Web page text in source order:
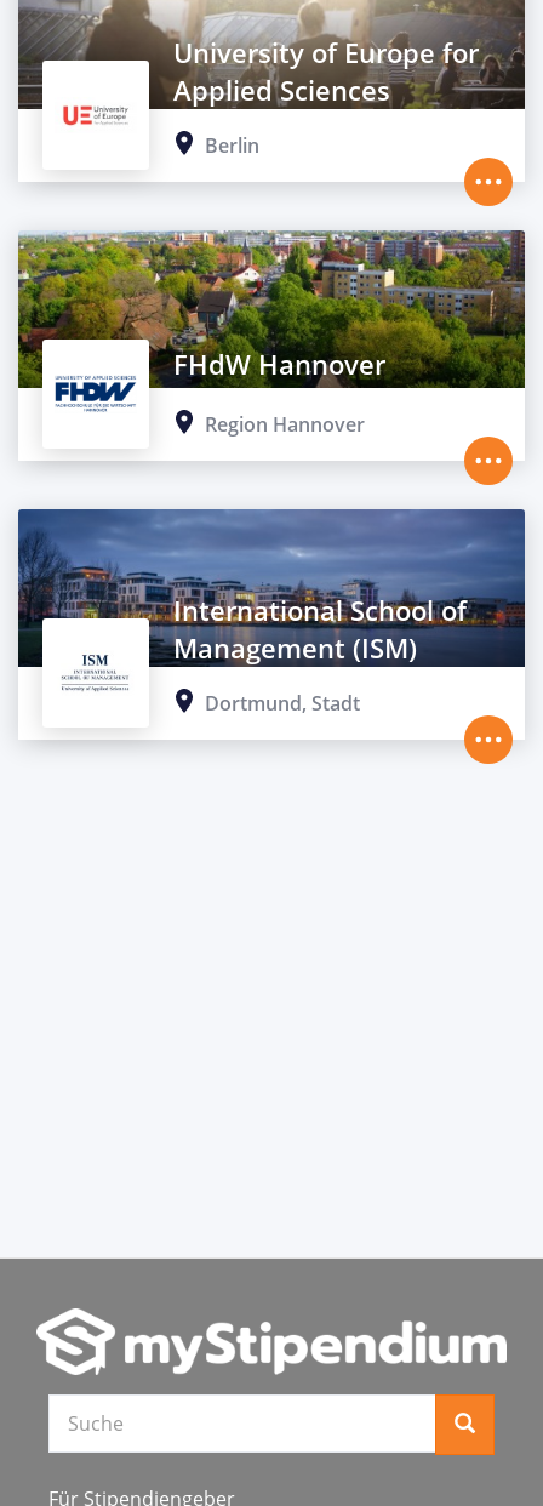
University of Europe for
Applied Sciences
Berlin
FHdW Hannover
Region Hannover
International School of
Management (ISM)
Dortmund, Stadt
Für Stipendiengeber